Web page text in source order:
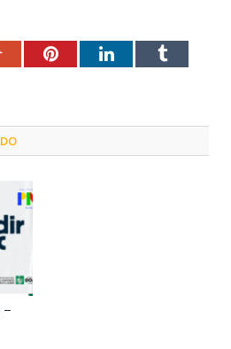
Google+PinterestLinkedInTumblr
–